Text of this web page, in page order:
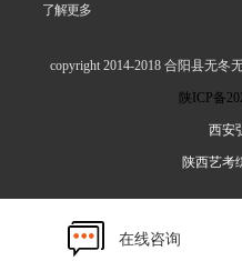
了解更多
copyright 2014-2018 合阳县无冬
陕ICP备
西安
陕西艺考
在线咨询